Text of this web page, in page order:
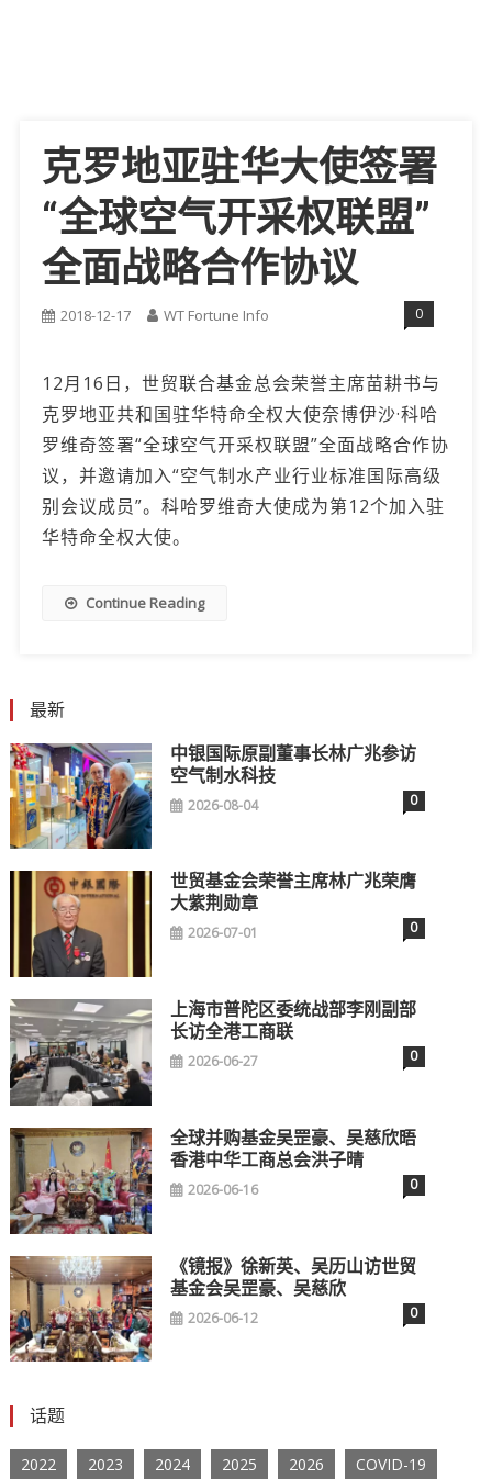
克罗地亚驻华大使签署
“全球空气开采权联盟”
全面战略合作协议
2018-12-17 WT Fortune Info 0
12月16日，世贸联合基金总会荣誉主席苗耕书与
克罗地亚共和国驻华特命全权大使奈博伊沙·科哈
罗维奇签署“全球空气开采权联盟”全面战略合作协
议，并邀请加入“空气制水产业行业标准国际高级
别会议成员”。科哈罗维奇大使成为第12个加入驻
华特命全权大使。
Continue Reading
最新
中银国际原副董事长林广兆参访
空气制水科技
2026-08-04 0
世贸基金会荣誉主席林广兆荣膺
大紫荆勋章
2026-07-01 0
上海市普陀区委统战部李刚副部
长访全港工商联
2026-06-27 0
全球并购基金吴罡豪、吴慈欣晤
香港中华工商总会洪子晴
2026-06-16 0
《镜报》徐新英、吴历山访世贸
基金会吴罡豪、吴慈欣
2026-06-12 0
话题
2022 2023 2024 2025 2026 COVID-19